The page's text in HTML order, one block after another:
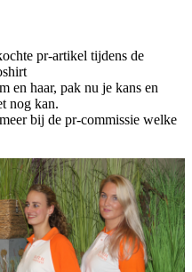
artikel tijdens de
pak nu je kans en
nog kan.
welke